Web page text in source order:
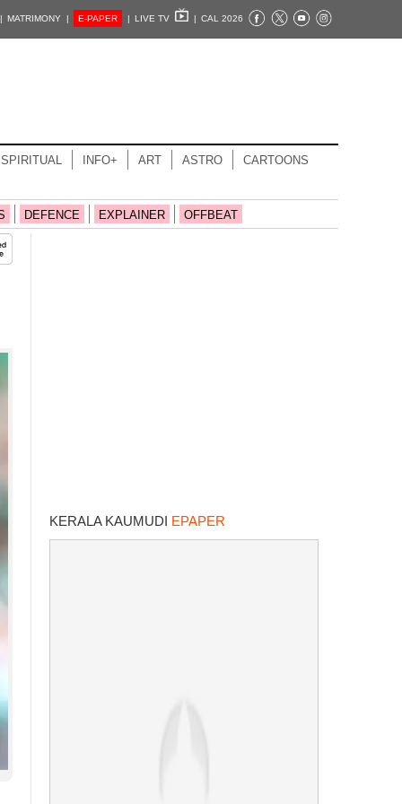
MATRIMONY | E-PAPER | LIVE TV | CAL 2026
SPIRITUAL INFO+ ART ASTRO CARTOONS
DEFENCE EXPLAINER OFFBEAT
KERALA KAUMUDI EPAPER